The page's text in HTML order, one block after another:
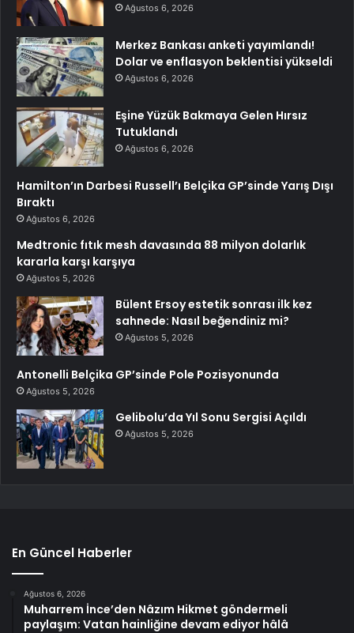
Ağustos 6, 2026
Merkez Bankası anketi yayımlandı!
Dolar ve enflasyon beklentisi yükseldi
Ağustos 6, 2026
Eşine Yüzük Bakmaya Gelen Hırsız
Tutuklandı
Ağustos 6, 2026
Hamilton’ın Darbesi Russell’ı Belçika GP’sinde Yarış Dışı
Bıraktı
Ağustos 6, 2026
Medtronic fıtık mesh davasında 88 milyon dolarlık
kararla karşı karşıya
Ağustos 5, 2026
Bülent Ersoy estetik sonrası ilk kez
sahnede: Nasıl beğendiniz mi?
Ağustos 5, 2026
Antonelli Belçika GP’sinde Pole Pozisyonunda
Ağustos 5, 2026
Gelibolu’da Yıl Sonu Sergisi Açıldı
Ağustos 5, 2026
En Güncel Haberler
Ağustos 6, 2026
Muharrem İnce’den Nâzım Hikmet göndermeli
paylaşım: Vatan hainliğine devam ediyor hâlâ